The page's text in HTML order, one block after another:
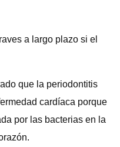
a largo plazo si el
que la periodontitis
cardíaca porque
por las bacterias en la